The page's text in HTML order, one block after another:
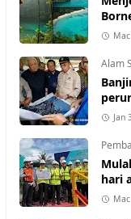
Alam
Jan
hari